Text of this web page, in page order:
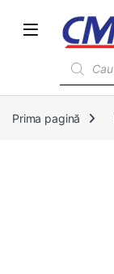
Prima pagină